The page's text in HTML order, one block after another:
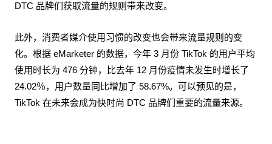
DTC 品牌们获取流量的规则带来改变。
此外，消费者媒介使用习惯的改变也会带来流量规则的变
化。根据 eMarketer 的数据，今年 3 月份 TikTok 的用户平均
使用时长为 476 分钟，比去年 12 月份疫情未发生时增长了
24.02％，用户数量同比增加了 58.67%。可以预见的是，
TikTok 在未来会成为快时尚 DTC 品牌们重要的流量来源。